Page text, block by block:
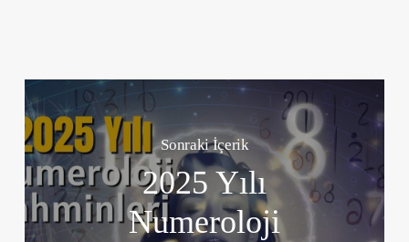
Sonraki İçerik
2025 Yılı
Numeroloji